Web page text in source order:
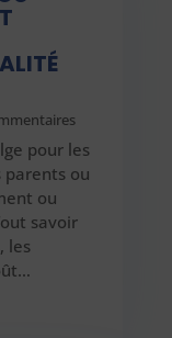
pour les
parents ou
ou
savoir
les